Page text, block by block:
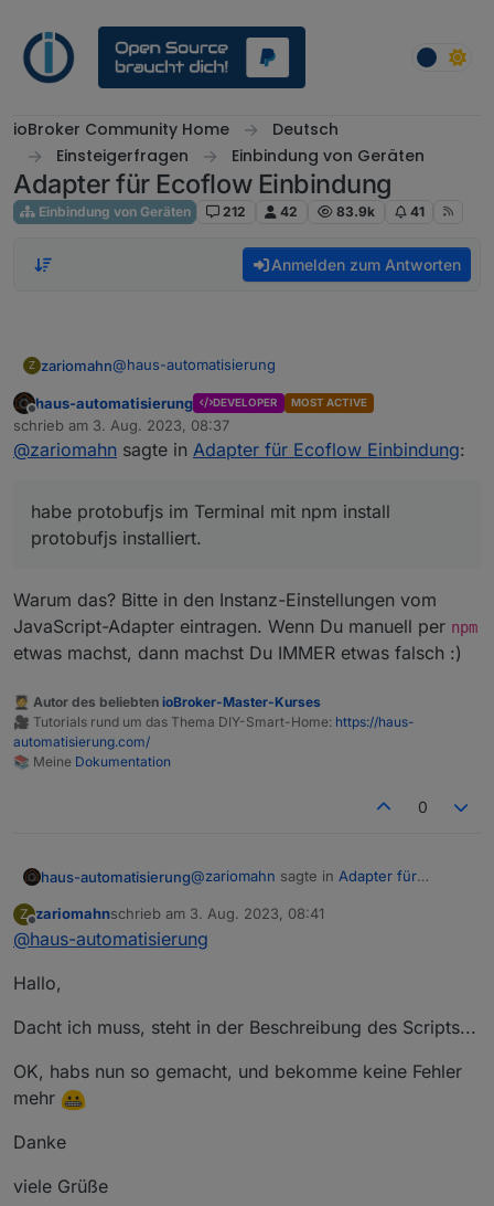
ioBroker Community Home
Deutsch
Einsteigerfragen
Einbindung von Geräten
Adapter für Ecoflow Einbindung
Einbindung von Geräten 212 42 83.9k 41
Anmelden zum Antworten
Z zariomahn@haus-automatisierung
habe protobufjs im Terminal mit npm install
protobufjs installiert.
Muss noch etwas anderes gemacht werden ?
Sorry, bin noch nicht lange mit ioBroker u.s.w.
großen Bogen um Programmierung, Skripten u.s.w.
gemacht ;-)
Mz
Offline
haus-automatisierung DEVELOPER MOST ACTIVE
schrieb am 3. Aug. 2023, 08:37
zuletzt editiert von
@zariomahn sagte in Adapter für Ecoflow Einbindung:
habe protobufjs im Terminal mit npm install
protobufjs installiert.
Warum das? Bitte in den Instanz-Einstellungen vom
JavaScript-Adapter eintragen. Wenn Du manuell per npm
etwas machst, dann machst Du IMMER etwas falsch :)
🧑‍🎓 Autor des beliebten ioBroker-Master-Kurses
🎥 Tutorials rund um das Thema DIY-Smart-Home: https://haus-
automatisierung.com/
📚 Meine Dokumentation
0
haus-automatisierung@zariomahn sagte in Adapter für
eintragen. Wenn Du manuell per
npm
etwas machst, dann machst Du IMMER
Z
Offline
zariomahnschrieb am 3. Aug. 2023, 08:41
zuletzt editiert von
@haus-automatisierung
Hallo,
Dacht ich muss, steht in der Beschreibung des Scripts...
OK, habs nun so gemacht, und bekomme keine Fehler
mehr
Danke
viele Grüße